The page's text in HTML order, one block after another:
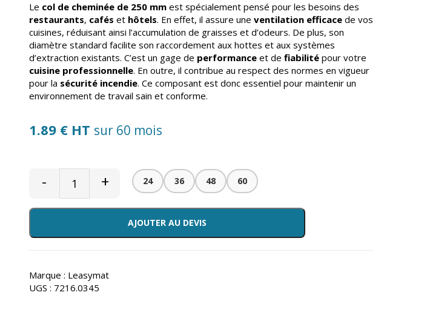
Le col de cheminée de 250 mm est spécialement pensé pour les besoins des
restaurants, cafés et hôtels. En effet, il assure une ventilation efficace de vos
cuisines, réduisant ainsi l’accumulation de graisses et d’odeurs. De plus, son
diamètre standard facilite son raccordement aux hottes et aux systèmes
d’extraction existants. C’est un gage de performance et de fiabilité pour votre
cuisine professionnelle. En outre, il contribue au respect des normes en vigueur
pour la sécurité incendie. Ce composant est donc essentiel pour maintenir un
environnement de travail sain et conforme.
1.89 € HT sur 60 mois
- + 24 36 48 60
AJOUTER AU DEVIS
Marque : Leasymat
UGS : 7216.0345